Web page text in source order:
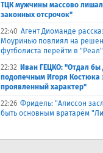
ТЦК мужчины массово
законных отсрочок"
22:40 Агент Диоманде
Моуринью повлиял на
футболиста перейти в "Реал"
22:32 Иван ГЕЦКО: "Отдал
подопечным Игоря Костюка
проявленный характер"
22:26 Фридель: "Алиссон
быть основным вратарём